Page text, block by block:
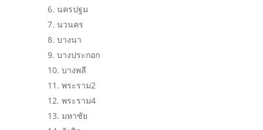
นครปฐม
นวนคร
บางนา
บางประกอก
บางพลี
พระราม2
พระราม4
มหาชัย